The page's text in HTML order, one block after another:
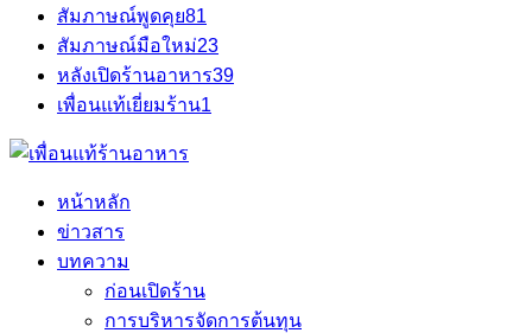
สัมภาษณ์พูดคุย81
สัมภาษณ์มือใหม่23
หลังเปิดร้านอาหาร39
เพื่อนแท้เยี่ยมร้าน1
หน้าหลัก
ข่าวสาร
บทความ
ก่อนเปิดร้าน
การบริหารจัดการต้นทุน